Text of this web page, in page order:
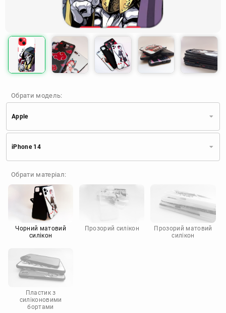
Обрати модель:
Apple
Apple
Huawei
TECNO
Google
Doogee
Infinix
Sony
Motorola
iPhone 14
Обрати матеріал:
Чорний матовий
силікон
Прозорий силікон
Прозорий матовий
силікон
Пластик з
силіконовими
бортами